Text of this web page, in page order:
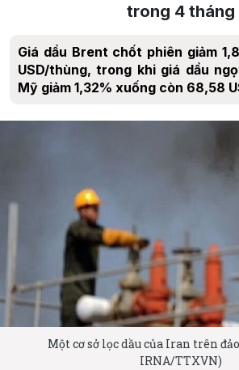
trong 4 tháng
Giá dầu Brent chốt phiên giảm
USD/thùng, trong khi giá dầu
Mỹ giảm 1,32% xuống còn 68,58
Một cơ sở lọc dầu của Iran trên
IRNA/TTXVN)